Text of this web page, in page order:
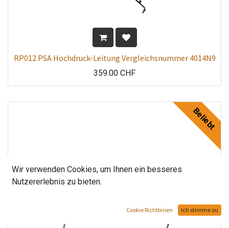
RP012 PSA Hochdruck-Leitung Vergleichsnummer 4014N9
359.00 CHF
Beliebt
Wir verwenden Cookies, um Ihnen ein besseres
Nutzererlebnis zu bieten.
Cookie Richtlinien Ich stimme zu